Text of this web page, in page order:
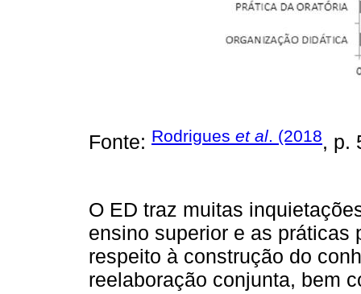
Fonte: Rodrigues et al. (2018, p.
O ED traz muitas
ensino superior e as práticas
respeito à construção do
reelaboração conjunta, bem